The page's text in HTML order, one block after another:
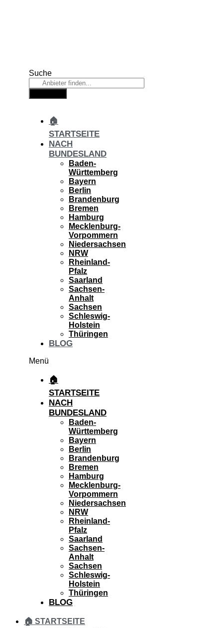
Suche
🏠
STARTSEITE
NACH
BUNDESLAND
Baden-
Württemberg
Bayern
Berlin
Brandenburg
Bremen
Hamburg
Mecklenburg-
Vorpommern
Niedersachsen
NRW
Rheinland-
Pfalz
Saarland
Sachsen-
Anhalt
Sachsen
Schleswig-
Holstein
Thüringen
BLOG
Menü
🏠
STARTSEITE
NACH
BUNDESLAND
Baden-
Württemberg
Bayern
Berlin
Brandenburg
Bremen
Hamburg
Mecklenburg-
Vorpommern
Niedersachsen
NRW
Rheinland-
Pfalz
Saarland
Sachsen-
Anhalt
Sachsen
Schleswig-
Holstein
Thüringen
BLOG
🏠 STARTSEITE